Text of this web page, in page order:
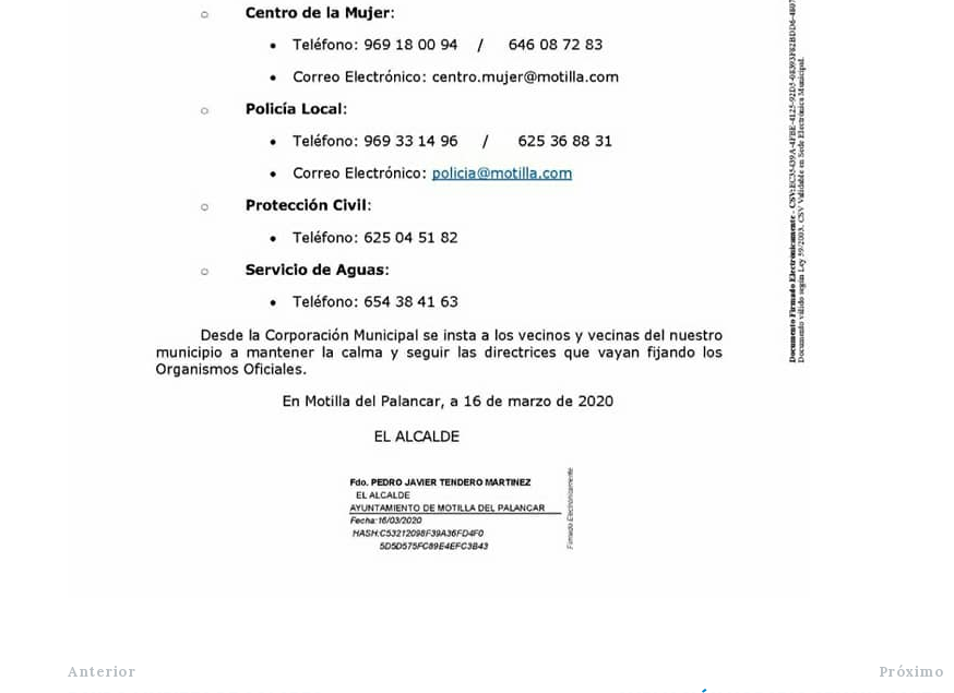
Anterior Próximo